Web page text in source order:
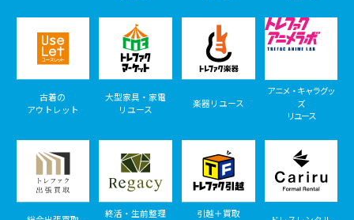
古着の
アウトレット
大型家具・家電
リユース
楽器リユース
アニメ・キャラグッ
ズ
リユース
終活・生前整理
引越＋買取